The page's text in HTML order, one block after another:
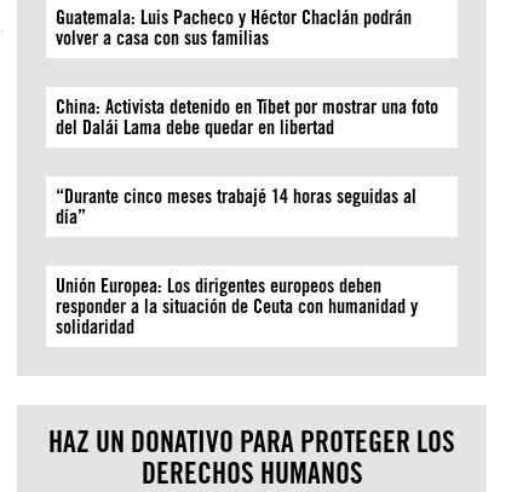
Guatemala: Luis Pacheco y Héctor Chaclán podrán
volver a casa con sus familias
China: Activista detenido en Tíbet por mostrar una foto
del Dalái Lama debe quedar en libertad
“Durante cinco meses trabajé 14 horas seguidas al
día”
Unión Europea: Los dirigentes europeos deben
responder a la situación de Ceuta con humanidad y
solidaridad
HAZ UN DONATIVO PARA PROTEGER LOS
DERECHOS HUMANOS